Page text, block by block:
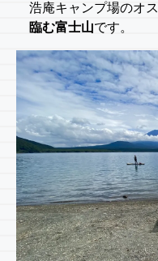
浩庵キャンプ場のオ
臨む富士山です。